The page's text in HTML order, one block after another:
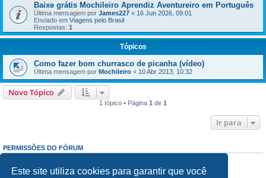
Este site utiliza cookies para garantir que você
Baixe grátis Mochileiro Aprendiz Aventureiro em Português
Última mensagem por James227 « 16 Jun 2026, 09:01
Enviado em Viagens pelo Brasil
Respostas: 1
Tópicos
Como fazer bom churrasco de picanha (vídeo)
Última mensagem por Mochileiro « 10 Abr 2013, 10:32
Novo Tópico
1 tópico • Página 1 de 1
Ir para
PERMISSÕES DO FÓRUM
Responder mensagens:
Proibido
Editar mensagens:Proibido